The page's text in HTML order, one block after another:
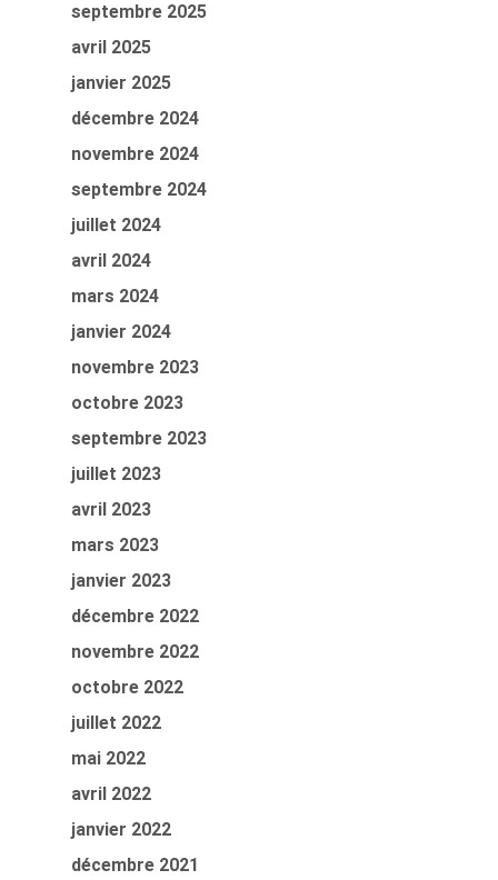
septembre 2025
avril 2025
janvier 2025
décembre 2024
novembre 2024
septembre 2024
juillet 2024
avril 2024
mars 2024
janvier 2024
novembre 2023
octobre 2023
septembre 2023
juillet 2023
avril 2023
mars 2023
janvier 2023
décembre 2022
novembre 2022
octobre 2022
juillet 2022
mai 2022
avril 2022
janvier 2022
décembre 2021